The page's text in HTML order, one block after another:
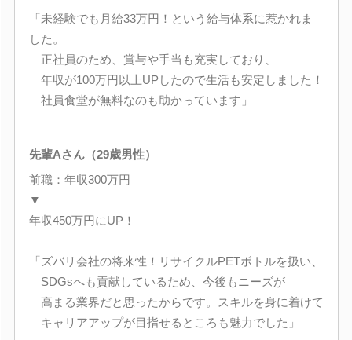
「未経験でも月給33万円！という給与体系に惹かれま
した。
正社員のため、賞与や手当も充実しており、
年収が100万円以上UPしたので生活も安定しました！
社員食堂が無料なのも助かっています」
先輩Aさん（29歳男性）
前職：年収300万円
▼
年収450万円にUP！
「ズバリ会社の将来性！リサイクルPETボトルを扱い、
SDGsへも貢献しているため、今後もニーズが
高まる業界だと思ったからです。スキルを身に着けて
キャリアアップが目指せるところも魅力でした」